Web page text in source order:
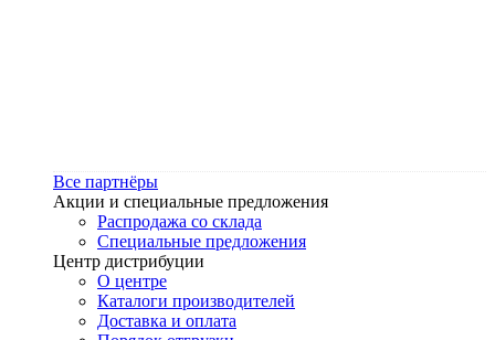
Все партнёры
Акции и специальные предложения
Распродажа со склада
Специальные предложения
Центр дистрибуции
О центре
Каталоги производителей
Доставка и оплата